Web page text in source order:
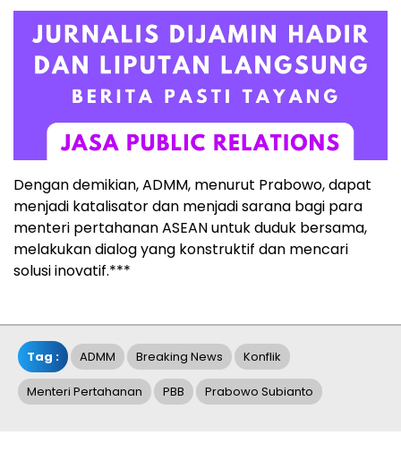
Dengan demikian, ADMM, menurut Prabowo, dapat
menjadi katalisator dan menjadi sarana bagi para
menteri pertahanan ASEAN untuk duduk bersama,
melakukan dialog yang konstruktif dan mencari
solusi inovatif.***
Tag : ADMM Breaking News Konflik
Menteri Pertahanan PBB Prabowo Subianto